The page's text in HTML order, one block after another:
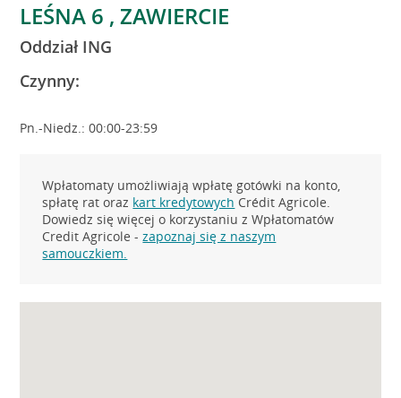
LEŚNA 6 , ZAWIERCIE
Oddział ING
Czynny:
Pn.-Niedz.: 00:00-23:59
Wpłatomaty umożliwiają wpłatę gotówki na konto,
spłatę rat oraz kart kredytowych Crédit Agricole.
Dowiedz się więcej o korzystaniu z Wpłatomatów
Credit Agricole -zapoznaj się z naszym
samouczkiem.